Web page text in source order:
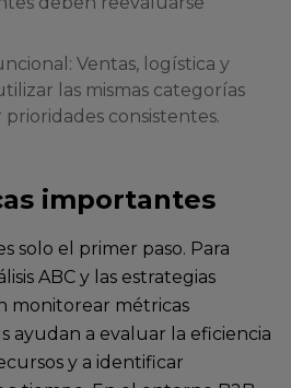
Ventas, logística y
las mismas categorías
consistentes.
importantes
solo el primer paso. Para
ABC y las estrategias
monitorear métricas
ayudan a evaluar la eficiencia
y a identificar